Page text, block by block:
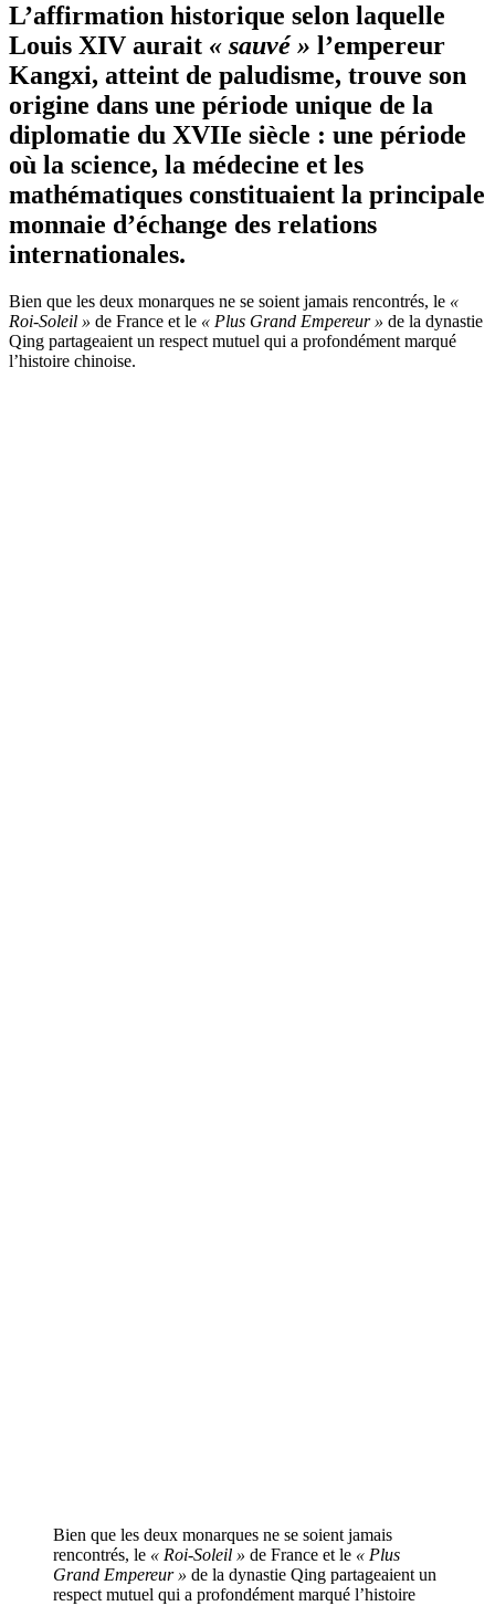
L’affirmation historique selon laquelle
Louis XIV aurait « sauvé » l’empereur
Kangxi, atteint de paludisme, trouve son
origine dans une période unique de la
diplomatie du XVIIe siècle : une période
où la science, la médecine et les
mathématiques constituaient la principale
monnaie d’échange des relations
internationales.
Bien que les deux monarques ne se soient jamais rencontrés, le «
Roi-Soleil » de France et le « Plus Grand Empereur » de la dynastie
Qing partageaient un respect mutuel qui a profondément marqué
l’histoire chinoise.
Bien que les deux monarques ne se soient jamais
rencontrés, le « Roi-Soleil » de France et le « Plus
Grand Empereur » de la dynastie Qing partageaient un
respect mutuel qui a profondément marqué l’histoire